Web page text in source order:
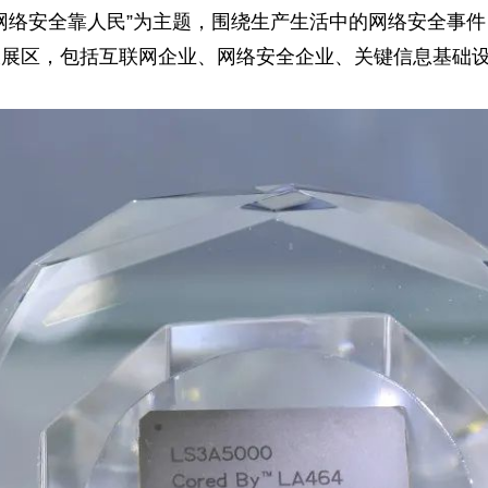
安全靠人民”为主题，围绕生产生活中的网络安全事
区，包括互联网企业、网络安全企业、关键信息基础